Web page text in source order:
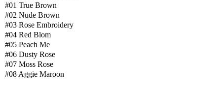
#01 True Brown
#02 Nude Brown
#03 Rose Embroidery
#04 Red Blom
#05 Peach Me
#06 Dusty Rose
#07 Moss Rose
#08 Aggie Maroon